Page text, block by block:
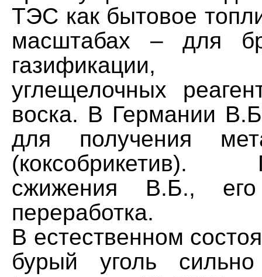
ТЭС как бытовое
масштабах – для
газификации,
углещелочных
воска. В Германии
для получения
(коксобрикетив).
сжижения В.Б., его
переработка.
В естественном
бурый уголь